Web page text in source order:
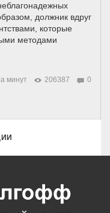
должник вдруг
которые
методами
минут 206387 0